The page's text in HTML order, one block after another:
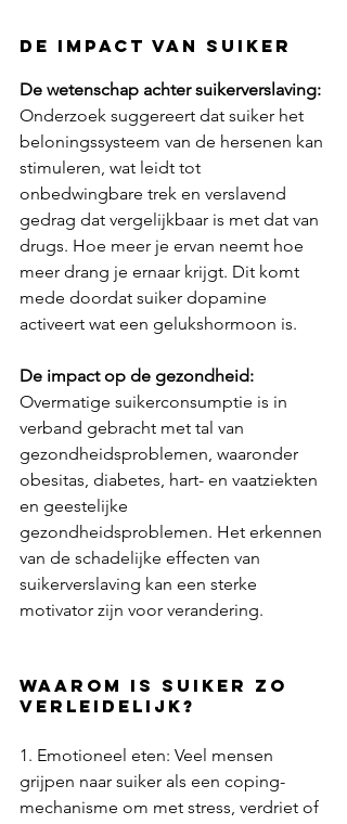
De impact van suiker
De wetenschap achter suikerverslaving:
Onderzoek suggereert dat suiker het
beloningssysteem van de hersenen kan
stimuleren, wat leidt tot
onbedwingbare trek en verslavend
gedrag dat vergelijkbaar is met dat van
drugs. Hoe meer je ervan neemt hoe
meer drang je ernaar krijgt. Dit komt
mede doordat suiker dopamine
activeert wat een gelukshormoon is.
De impact op de gezondheid:
Overmatige suikerconsumptie is in
verband gebracht met tal van
gezondheidsproblemen, waaronder
obesitas, diabetes, hart- en vaatziekten
en geestelijke
gezondheidsproblemen. Het erkennen
van de schadelijke effecten van
suikerverslaving kan een sterke
motivator zijn voor verandering.
Waarom is suiker zo
verleidelijk?
1. Emotioneel eten: Veel mensen
grijpen naar suiker als een coping-
mechanisme om met stress, verdriet of